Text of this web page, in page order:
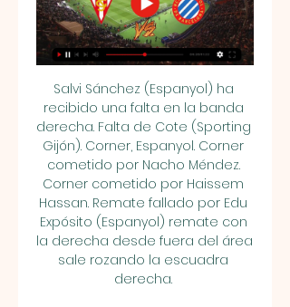
Salvi Sánchez (Espanyol) ha
recibido una falta en la banda
derecha. Falta de Cote (Sporting
Gijón). Corner, Espanyol. Corner
cometido por Nacho Méndez.
Corner cometido por Haissem
Hassan. Remate fallado por Edu
Expósito (Espanyol) remate con
la derecha desde fuera del área
sale rozando la escuadra
derecha.